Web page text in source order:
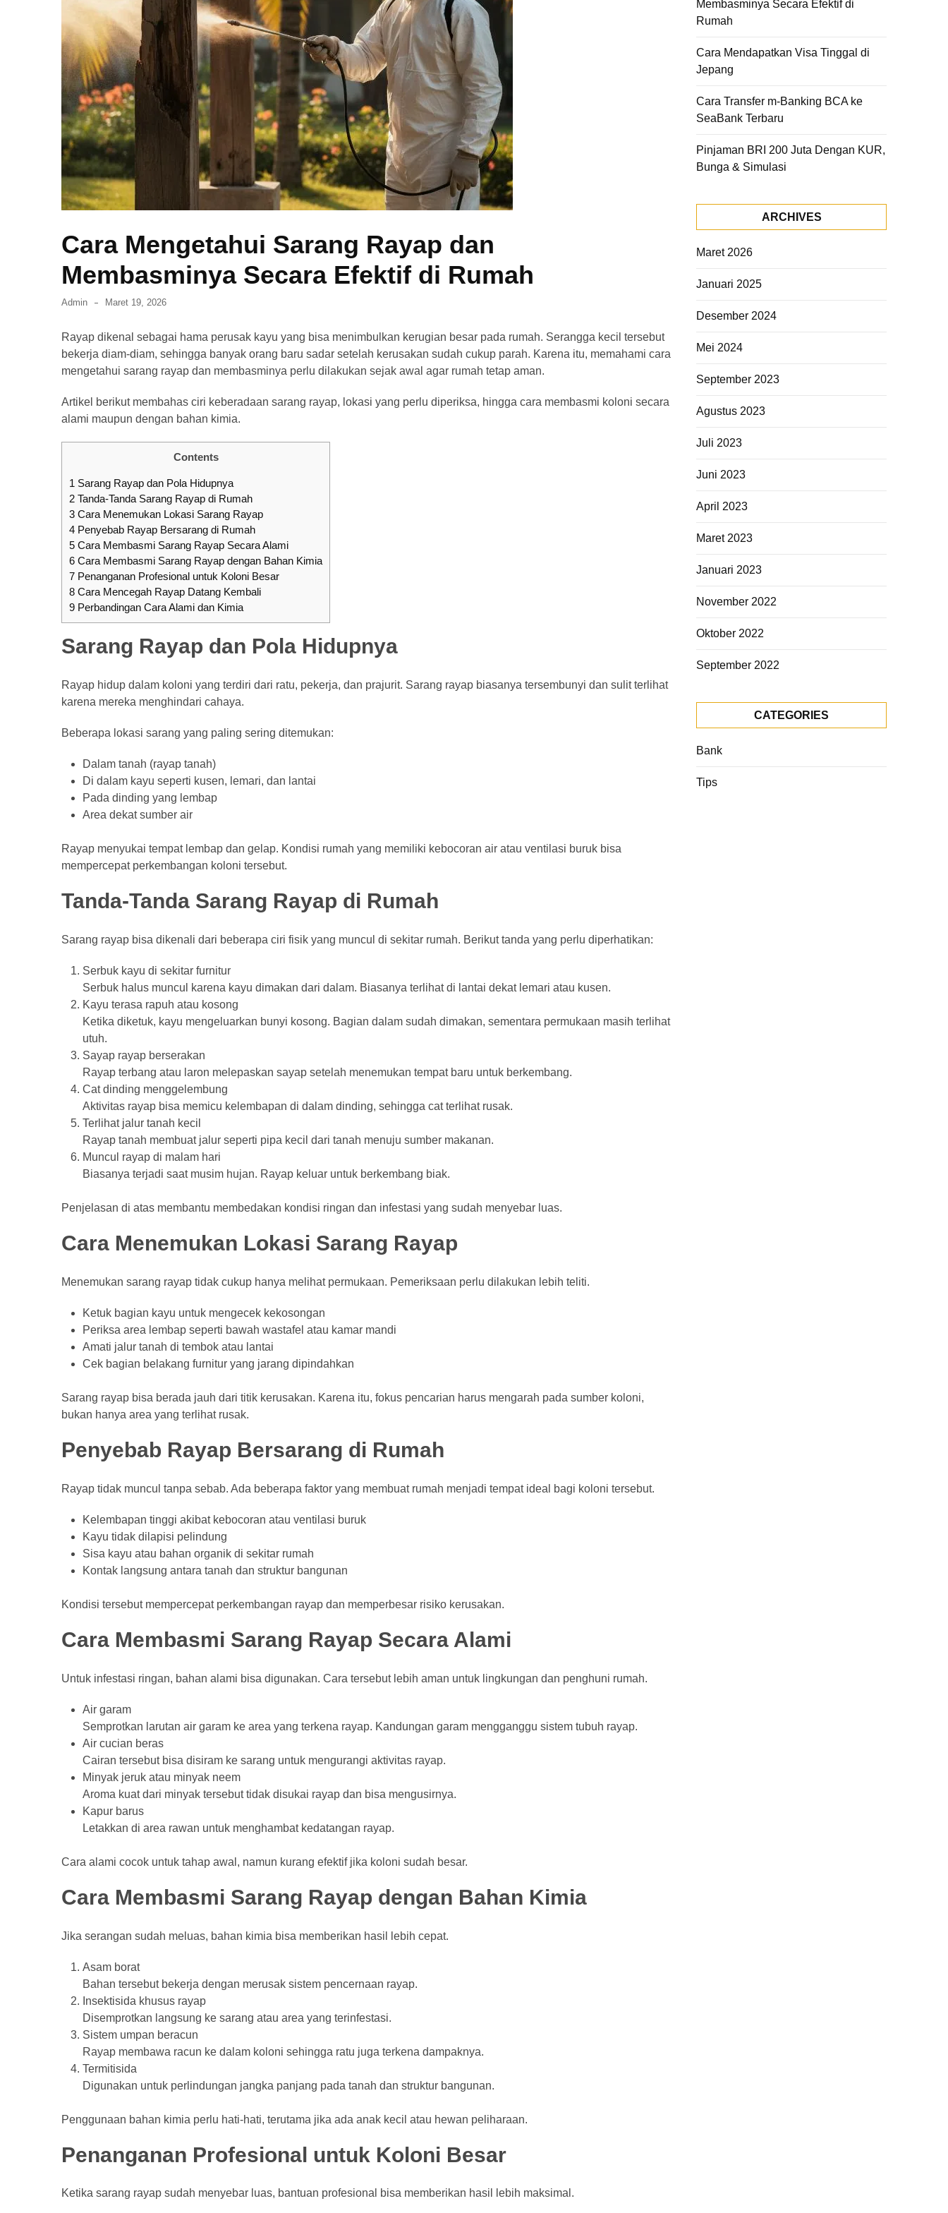
Membasminya
Mendapatkan
CATEGORIES
Cara Mengetahui Sarang Rayap dan
Membasminya Secara Efektif di Rumah
Admin Maret 19, 2026
Rayap dikenal sebagai hama perusak kayu yang bisa menimbulkan kerugian besar pada rumah. Serangga kecil tersebut
bekerja diam-diam, sehingga banyak orang baru sadar setelah kerusakan sudah cukup parah. Karena itu, memahami cara
mengetahui sarang rayap dan membasminya perlu dilakukan sejak awal agar rumah tetap aman.
Artikel berikut membahas ciri keberadaan sarang rayap, lokasi yang perlu diperiksa, hingga cara membasmi koloni secara
alami maupun dengan bahan kimia.
Contents
1 Sarang Rayap dan Pola Hidupnya
2 Tanda-Tanda Sarang Rayap di Rumah
3 Cara Menemukan Lokasi Sarang Rayap
4 Penyebab Rayap Bersarang di Rumah
5 Cara Membasmi Sarang Rayap Secara Alami
6 Cara Membasmi Sarang Rayap dengan Bahan Kimia
7 Penanganan Profesional untuk Koloni Besar
8 Cara Mencegah Rayap Datang Kembali
9 Perbandingan Cara Alami dan Kimia
Sarang Rayap dan Pola Hidupnya
Rayap hidup dalam koloni yang terdiri dari ratu, pekerja, dan prajurit. Sarang rayap biasanya tersembunyi dan sulit terlihat
karena mereka menghindari cahaya.
Beberapa lokasi sarang yang paling sering ditemukan:
Dalam tanah (rayap tanah)
Di dalam kayu seperti kusen, lemari, dan lantai
Pada dinding yang lembap
Area dekat sumber air
Rayap menyukai tempat lembap dan gelap. Kondisi rumah yang memiliki kebocoran air atau ventilasi buruk bisa
mempercepat perkembangan koloni tersebut.
Tanda-Tanda Sarang Rayap di Rumah
Sarang rayap bisa dikenali dari beberapa ciri fisik yang muncul di sekitar rumah. Berikut tanda yang perlu diperhatikan:
Serbuk kayu di sekitar furnitur
Serbuk halus muncul karena kayu dimakan dari dalam. Biasanya terlihat di lantai dekat lemari atau kusen.
Kayu terasa rapuh atau kosong
Ketika diketuk, kayu mengeluarkan bunyi kosong. Bagian dalam sudah dimakan, sementara permukaan masih terlihat
utuh.
Sayap rayap berserakan
Rayap terbang atau laron melepaskan sayap setelah menemukan tempat baru untuk berkembang.
Cat dinding menggelembung
Aktivitas rayap bisa memicu kelembapan di dalam dinding, sehingga cat terlihat rusak.
Terlihat jalur tanah kecil
Rayap tanah membuat jalur seperti pipa kecil dari tanah menuju sumber makanan.
Muncul rayap di malam hari
Biasanya terjadi saat musim hujan. Rayap keluar untuk berkembang biak.
Penjelasan di atas membantu membedakan kondisi ringan dan infestasi yang sudah menyebar luas.
Cara Menemukan Lokasi Sarang Rayap
Menemukan sarang rayap tidak cukup hanya melihat permukaan. Pemeriksaan perlu dilakukan lebih teliti.
Ketuk bagian kayu untuk mengecek kekosongan
Periksa area lembap seperti bawah wastafel atau kamar mandi
Amati jalur tanah di tembok atau lantai
Cek bagian belakang furnitur yang jarang dipindahkan
Sarang rayap bisa berada jauh dari titik kerusakan. Karena itu, fokus pencarian harus mengarah pada sumber koloni,
bukan hanya area yang terlihat rusak.
Penyebab Rayap Bersarang di Rumah
Rayap tidak muncul tanpa sebab. Ada beberapa faktor yang membuat rumah menjadi tempat ideal bagi koloni tersebut.
Kelembapan tinggi akibat kebocoran atau ventilasi buruk
Kayu tidak dilapisi pelindung
Sisa kayu atau bahan organik di sekitar rumah
Kontak langsung antara tanah dan struktur bangunan
Kondisi tersebut mempercepat perkembangan rayap dan memperbesar risiko kerusakan.
Cara Membasmi Sarang Rayap Secara Alami
Untuk infestasi ringan, bahan alami bisa digunakan. Cara tersebut lebih aman untuk lingkungan dan penghuni rumah.
Air garam
Semprotkan larutan air garam ke area yang terkena rayap. Kandungan garam mengganggu sistem tubuh rayap.
Air cucian beras
Cairan tersebut bisa disiram ke sarang untuk mengurangi aktivitas rayap.
Minyak jeruk atau minyak neem
Aroma kuat dari minyak tersebut tidak disukai rayap dan bisa mengusirnya.
Kapur barus
Letakkan di area rawan untuk menghambat kedatangan rayap.
Cara alami cocok untuk tahap awal, namun kurang efektif jika koloni sudah besar.
Cara Membasmi Sarang Rayap dengan Bahan Kimia
Jika serangan sudah meluas, bahan kimia bisa memberikan hasil lebih cepat.
Asam borat
Bahan tersebut bekerja dengan merusak sistem pencernaan rayap.
Insektisida khusus rayap
Disemprotkan langsung ke sarang atau area yang terinfestasi.
Sistem umpan beracun
Rayap membawa racun ke dalam koloni sehingga ratu juga terkena dampaknya.
Termitisida
Digunakan untuk perlindungan jangka panjang pada tanah dan struktur bangunan.
Penggunaan bahan kimia perlu hati-hati, terutama jika ada anak kecil atau hewan peliharaan.
Penanganan Profesional untuk Koloni Besar
Ketika sarang rayap sudah menyebar luas, bantuan profesional bisa memberikan hasil lebih maksimal.
Membasminya Secara Efektif di
Rumah
Cara Mendapatkan Visa Tinggal di
Jepang
Cara Transfer m-Banking BCA ke
SeaBank Terbaru
Pinjaman BRI 200 Juta Dengan KUR,
Bunga & Simulasi
ARCHIVES
Maret 2026
Januari 2025
Desember 2024
Mei 2024
September 2023
Agustus 2023
Juli 2023
Juni 2023
April 2023
Maret 2023
Januari 2023
November 2022
Oktober 2022
September 2022
CATEGORIES
Bank
Tips